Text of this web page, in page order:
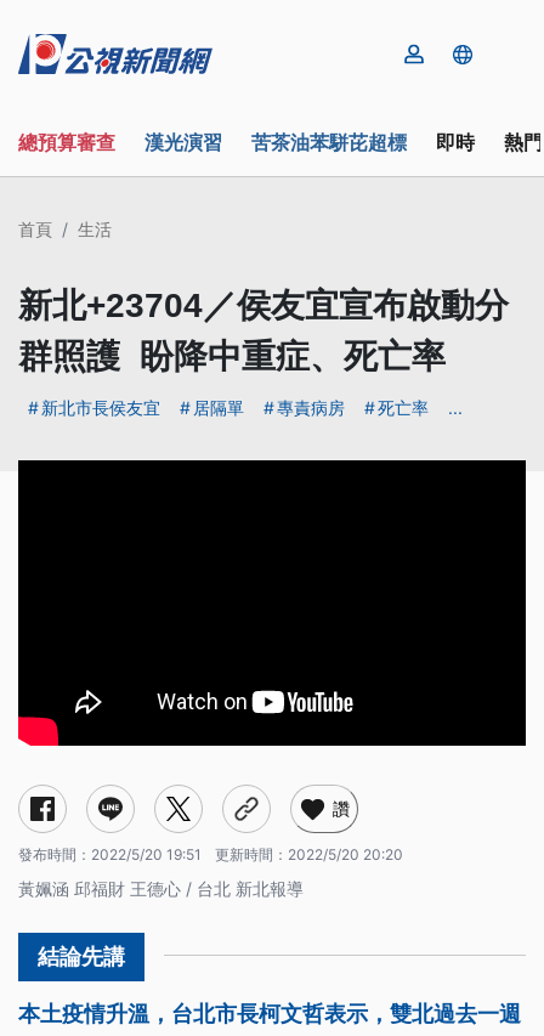
總預算審查 漢光演習 苦茶油苯駢芘超標 即時 熱
首頁 生活
新北+23704／侯友宜宣布啟動分
群照護 盼降中重症、死亡率
新北市長侯友宜 居隔單 專責病房 死亡率 ...
讚
發布時間： 2022/5/20 19:51 更新時間： 2022/5/20 20:20
黃姵涵 邱福財 王德心 / 台北 新北報導
本土疫情升溫，台北市長柯文哲表示，雙北過去一週